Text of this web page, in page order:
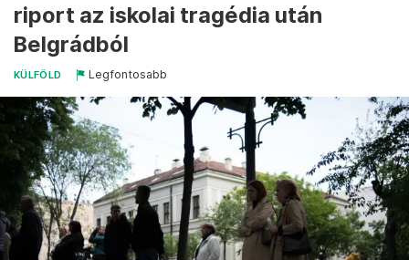
riport az iskolai tragédia után
Belgrádból
KÜLFÖLD Legfontosabb